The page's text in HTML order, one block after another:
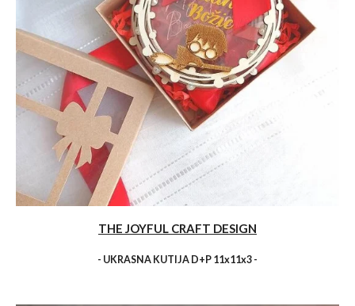
THE JOYFUL CRAFT DESIGN
- UKRASNA KUTIJA D+P 11x11x3 -